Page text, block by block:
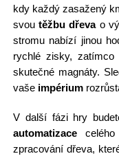
kdy každý zasažený
svoutěžbu dřevao
stromu nabízí jinou
rychlé zisky,
skutečné magnáty.
vaše impérium
V další fázi hry
automatizacecelého
zpracování dřeva,